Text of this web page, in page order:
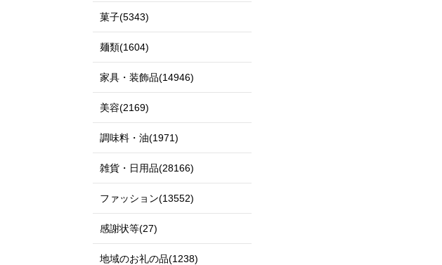
菓子(5343)
麺類(1604)
家具・装飾品(14946)
美容(2169)
調味料・油(1971)
雑貨・日用品(28166)
ファッション(13552)
感謝状等(27)
地域のお礼の品(1238)